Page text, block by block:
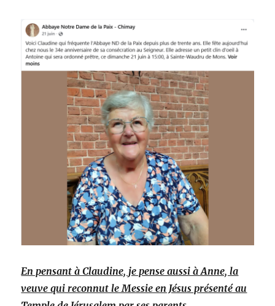
En pensant à Claudine, je pense aussi à Anne, la
veuve qui reconnut le Messie en Jésus présenté au